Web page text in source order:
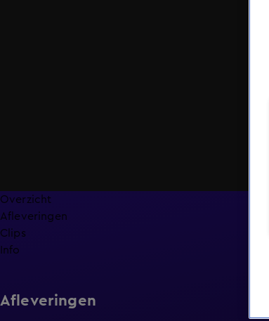
Overzicht
Afleveringen
Clips
Info
Afleveringen